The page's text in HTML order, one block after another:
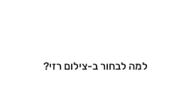
למה לבחור ב-צילום רזי?